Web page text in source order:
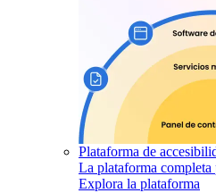
Plataforma de
La plataforma
Explora la plataforma